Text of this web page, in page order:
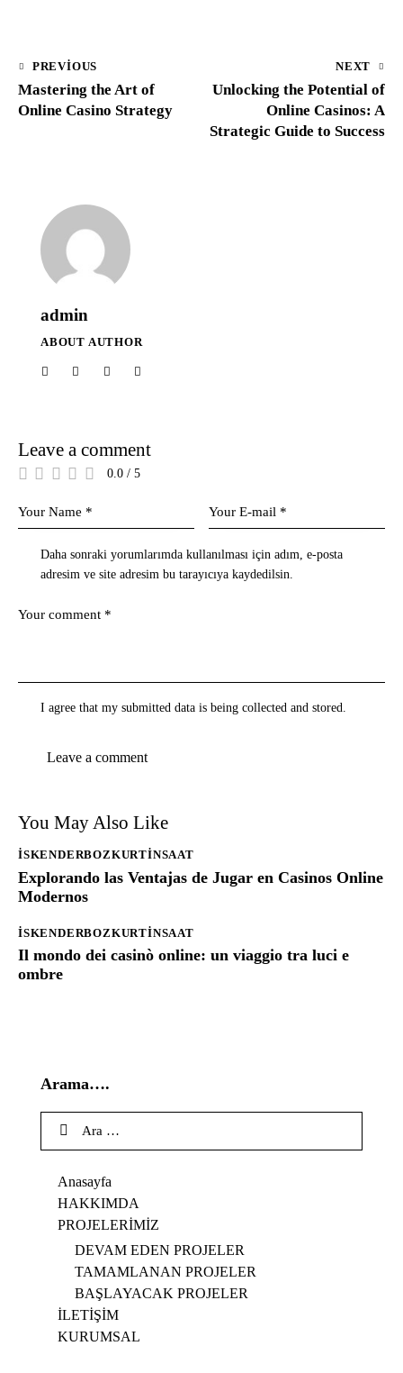
PREVIOUS
Mastering the Art of
Online Casino Strategy
NEXT
Unlocking the Potential of
Online Casinos: A
Strategic Guide to Success
admin
ABOUT AUTHOR
Leave a comment
0.0 / 5
Daha sonraki yorumlarımda kullanılması için adım, e-posta
adresim ve site adresim bu tarayıcıya kaydedilsin.
I agree that my submitted data is being collected and stored.
You May Also Like
ISKENDERBOZKURTINSAAT
Explorando las Ventajas de Jugar en Casinos Online
Modernos
ISKENDERBOZKURTINSAAT
Il mondo dei casinò online: un viaggio tra luci e
ombre
Arama….
Anasayfa
HAKKIMDA
PROJELERİMİZ
DEVAM EDEN PROJELER
TAMAMLANAN PROJELER
BAŞLAYACAK PROJELER
İLETİŞİM
KURUMSAL